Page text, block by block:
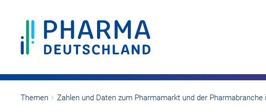
Themen Zahlen und Daten zum Pharmamarkt und der Pharmabranche